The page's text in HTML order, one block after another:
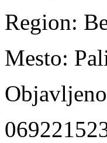
Region:
Mesto: